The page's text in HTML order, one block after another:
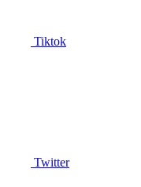
Tiktok
Twitter